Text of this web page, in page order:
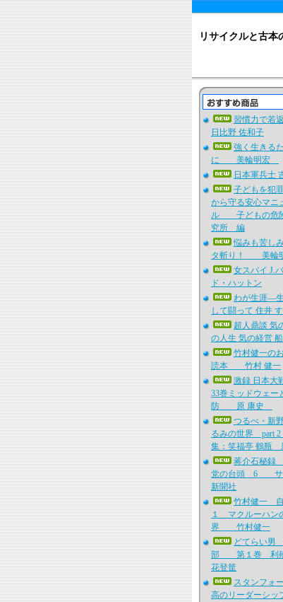
リサイクルと古
習慣力で
日比野 佐和子
強く生きる
に 美輪明宏
日本軍兵士
子どもを犯
から守る安心マニ
ル 子どもの危
究所 編
悩みも苦し
タ斬り！ 美輪
女スパイ J.
ド・ハットン
わが生涯―
して闘って 住井
超人鼎談 気
の人生 気の経営
竹村健一の
読本 竹村 健一
激録 日本
33巻ミッドウェー
防 原 康史
つるべ・新
るみの世界
集：笑福亭 鶴瓶
蒋介石秘
党の台頭 6 サ
新聞社
竹村健一
１ マクルーハン
界 竹村健一
どてらい男
部 第１巻
花登筐
スタンフォ
高のリーダーシ